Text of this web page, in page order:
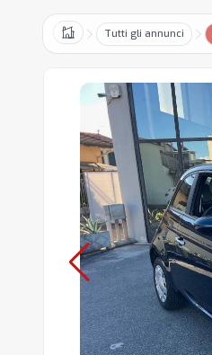
Home Tutti gli annunci